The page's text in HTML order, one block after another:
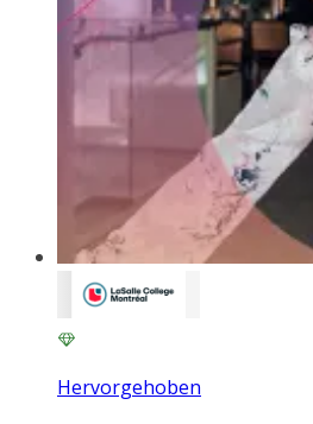
Hervorgehoben